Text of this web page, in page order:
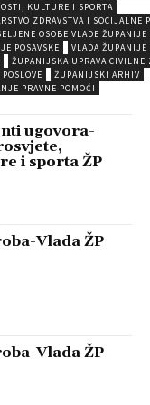
KULTURE I SPORTA
ZDRAVSTVA I SOCIJALNE
OSOBE VLADE ŽUPANIJE
POSAVSKE
VLADA ŽUPANIJE
ŽUPANIJSKA UPRAVA CIVILNE
ŽUPANIJSKI ARHIV
PRAVNE POMOĆI
ugovora-
i sporta ŽP
Vlada ŽP
Vlada ŽP